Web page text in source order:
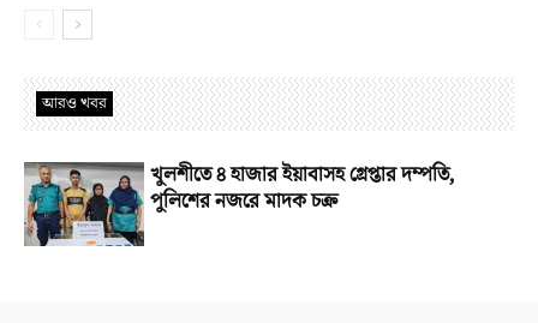
আরও খবর
খুলশীতে ৪ হাজার ইয়াবাসহ গ্রেপ্তার দম্পতি,
পুলিশের নজরে মাদক চক্র